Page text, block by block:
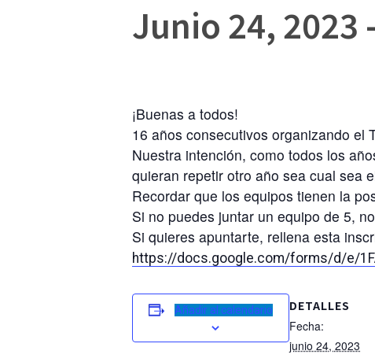
Junio 24, 2023
¡Buenas a todos!
16 años consecutivos organizando el
Nuestra intención, como todos los
quieran repetir otro año sea cual sea
Recordar que los equipos tienen la
Si no puedes juntar un equipo de 5,
Si quieres apuntarte, rellena esta
https://docs.google.com/forms/d/e/
Añadir al calendario
DETALLES
Fecha:
junio 24, 2023